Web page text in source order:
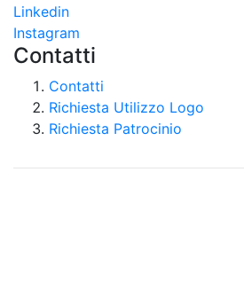
Linkedin
Instagram
Contatti
Contatti
Richiesta Utilizzo Logo
Richiesta Patrocinio